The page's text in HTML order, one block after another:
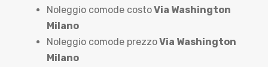
Noleggio comode costoVia Washington
Milano
Noleggio comode prezzoVia Washington
Milano